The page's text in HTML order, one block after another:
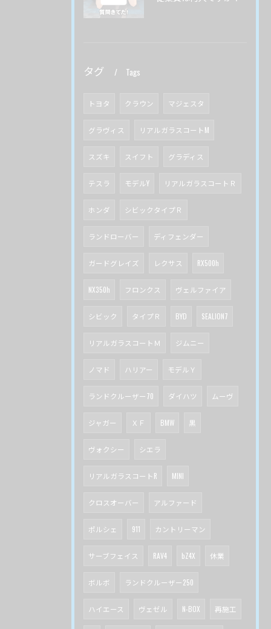
タグ Tags
トヨタ クラウン マジェスタ
グラヴィス リアルガラスコートM
スズキ スイフト グラディス
テスラ モデルY リアルガラスコートＲ
ホンダ シビックタイプＲ
ランドローバー ディフェンダー
ガードグレイズ レクサス RX500h
NX350h フロンクス ヴェルファイア
シビック タイプＲ BYD SEALION7
リアルガラスコートＭ ジムニー
ノマド ハリアー モデルＹ
ランドクルーザー70 ダイハツ ムーヴ
ジャガー ＸＦ BMW 黒
ヴォクシー シエラ
リアルガラスコートR MINI
クロスオーバー アルファード
ポルシェ 911 カントリーマン
サーブフェイス RAV4 bZ4X 休業
ボルボ ランドクルーザー250
ハイエース ヴェゼル N-BOX 再施工